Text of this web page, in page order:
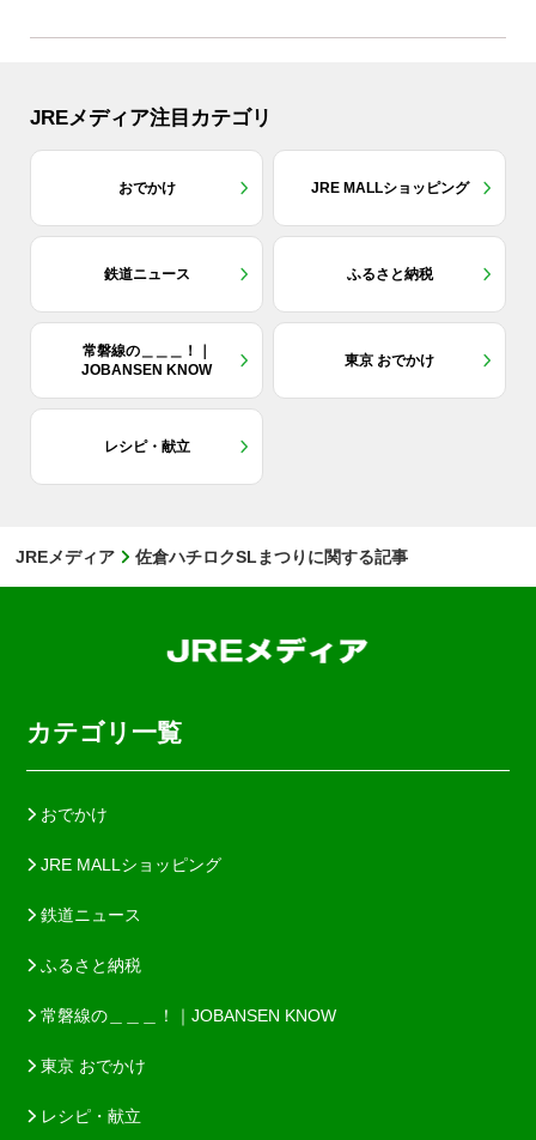
JREメディア注目カテゴリ
おでかけ JRE MALLショッピング
鉄道ニュース ふるさと納税
常磐線の＿＿＿！｜
JOBANSEN KNOW
東京 おでかけ
レシピ・献立
JREメディア 佐倉ハチロクSLまつりに関する記事
カテゴリ一覧
おでかけ
JRE MALLショッピング
鉄道ニュース
ふるさと納税
常磐線の＿＿＿！｜JOBANSEN KNOW
東京 おでかけ
レシピ・献立